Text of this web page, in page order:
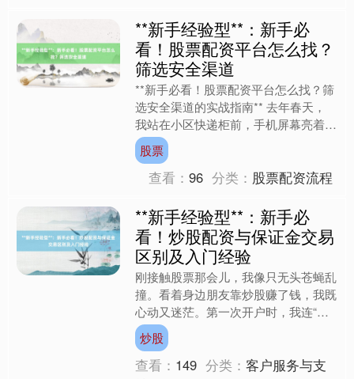
**新手经验型**：新手必
看！股票配资平台怎么找？
筛选安全渠道
**新手必看！股票配资平台怎么找？筛
选安全渠道的实战指南** 去年春天，
我站在小区快递柜前，手机屏幕亮着一
条股票群推送的广告："5倍杠杆，日赚
10%，新手专享配....
股票
查看：96 分类： 股票配资流程
**新手经验型**：新手必
看！炒股配资与保证金交易
区别及入门经验
刚接触股票那会儿，我像只无头苍蝇乱
撞。看着身边朋友靠炒股赚了钱，我既
心动又迷茫。第一次开户时，我连“配
资”和“保证金交易”都分不清，以为都
是“加杠杆炒股”的同义....
炒股
查看： 149 分类：客户服务与支